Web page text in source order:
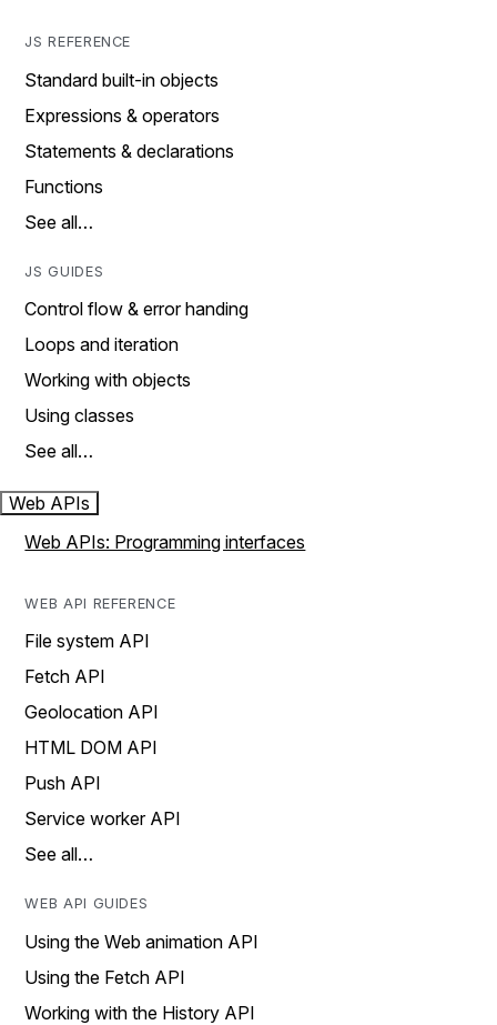
JS REFERENCE
Standard built-in objects
Expressions & operators
Statements & declarations
Functions
See all…
JS GUIDES
Control flow & error handing
Loops and iteration
Working with objects
Using classes
See all…
Web APIs
Web APIs: Programming interfaces
WEB API REFERENCE
File system API
Fetch API
Geolocation API
HTML DOM API
Push API
Service worker API
See all…
WEB API GUIDES
Using the Web animation API
Using the Fetch API
Working with the History API